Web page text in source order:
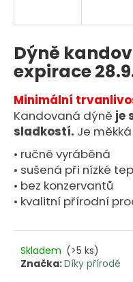
Dýně
expirace
Minimální
Kandovaná dýně je
sladkostí. Je
• ručně vyráběná
• sušená při nízké
• bez konzervantů
• kvalitní přírodní
Skladem (>5 ks)
Značka:Díky přírodě
a
j
í
t
?
D
o
p